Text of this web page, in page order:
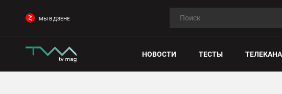
МЫ В ДЗЕНЕ
НОВОСТИ ТЕСТЫ